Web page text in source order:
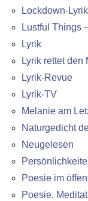
Lockdown-Lyrik
Lustful Things
Lyrik
Lyrik rettet den
Lyrik-Revue
Lyrik-TV
Melanie am
Naturgedicht
Neugelesen
Poesie im
Poesie.